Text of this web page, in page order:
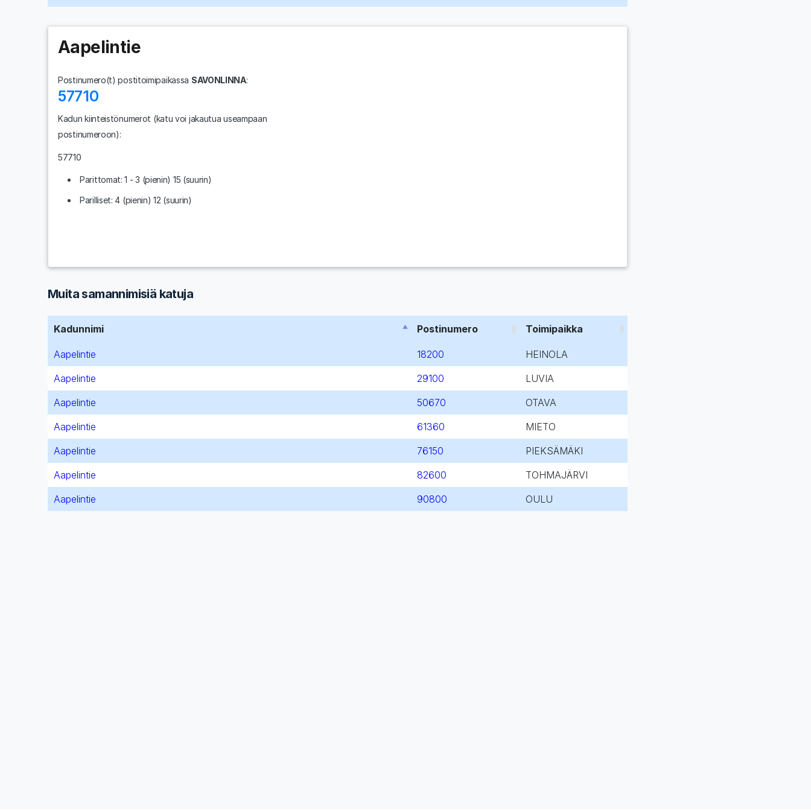
Aapelintie
Postinumero(t) postitoimipaikassa SAVONLINNA:
57710
Kadun kiinteistönumerot (katu voi jakautua useampaan
postinumeroon):
57710
Parittomat: 1 - 3 (pienin) 15 (suurin)
Parilliset: 4 (pienin) 12 (suurin)
Muita samannimisiä katuja
Kadunnimi Postinumero Toimipaikka
Aapelintie 18200
HEINOLA
Aapelintie
29100
LUVIA
Aapelintie
50670
OTAVA
Aapelintie
61360
MIETO
Aapelintie
76150
PIEKSÄMÄKI
Aapelintie
82600
TOHMAJÄRVI
Aapelintie
90800 OULU